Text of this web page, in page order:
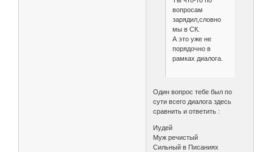
вопросам
зарядил,словно
мы в СК.
А это уже не
порядочно в
рамках диалога.
Один вопрос тебе был по
сути всего диалога здесь
сравнить и ответить :
Иудей
Муж речистый
Сильный в Писаниях